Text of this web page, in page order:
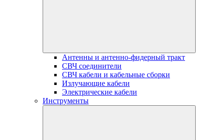
Антенны и антенно-фидерный тракт
СВЧ соединители
СВЧ кабели и кабельные сборки
Излучающие кабели
Электрические кабели
Инструменты